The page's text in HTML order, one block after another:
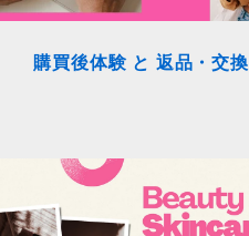
購買後体験 と 返品・交換